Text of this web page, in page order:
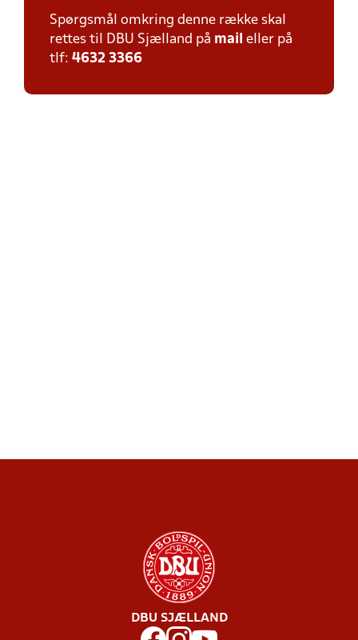
Spørgsmål omkring denne række skal
rettes til DBU Sjælland på mail eller på
tlf: 4632 3366
DBU SJÆLLAND